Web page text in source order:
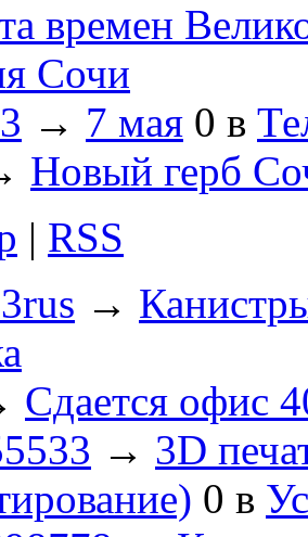
времен
Сочи
→ 7 мая 0 в
Новый герб
| RSS
→
Сдается офис
→ 3D
0 в